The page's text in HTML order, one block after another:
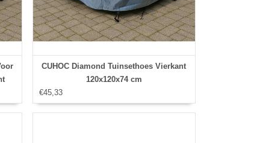
CUHOC Diamond Tuinsethoes Vierkant
120x120x74 cm
€45,33